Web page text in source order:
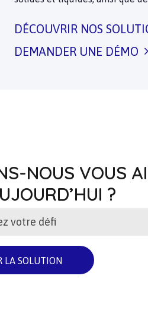
DÉCOUVRIR NOS
DEMANDER UNE DÉMO
NOUS VOUS
?
votre défi
LA SOLUTION